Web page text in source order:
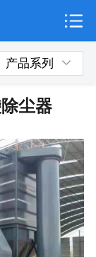
简介
我们
产品系列
尘器